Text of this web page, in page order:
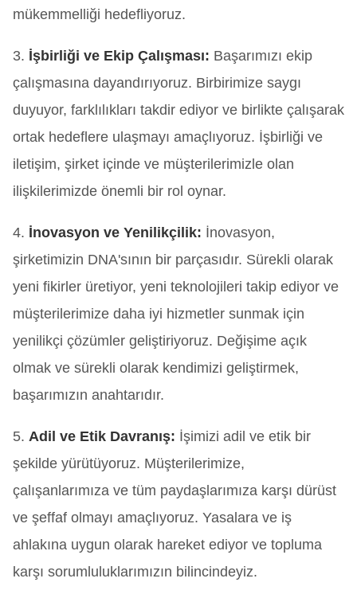
mükemmelliği hedefliyoruz.
3. İşbirliği ve Ekip Çalışması: Başarımızı ekip
çalışmasına dayandırıyoruz. Birbirimize saygı
duyuyor, farklılıkları takdir ediyor ve birlikte çalışarak
ortak hedeflere ulaşmayı amaçlıyoruz. İşbirliği ve
iletişim, şirket içinde ve müşterilerimizle olan
ilişkilerimizde önemli bir rol oynar.
4. İnovasyon ve Yenilikçilik: İnovasyon,
şirketimizin DNA'sının bir parçasıdır. Sürekli olarak
yeni fikirler üretiyor, yeni teknolojileri takip ediyor ve
müşterilerimize daha iyi hizmetler sunmak için
yenilikçi çözümler geliştiriyoruz. Değişime açık
olmak ve sürekli olarak kendimizi geliştirmek,
başarımızın anahtarıdır.
5. Adil ve Etik Davranış: İşimizi adil ve etik bir
şekilde yürütüyoruz. Müşterilerimize,
çalışanlarımıza ve tüm paydaşlarımıza karşı dürüst
ve şeffaf olmayı amaçlıyoruz. Yasalara ve iş
ahlakına uygun olarak hareket ediyor ve topluma
karşı sorumluluklarımızın bilincindeyiz.